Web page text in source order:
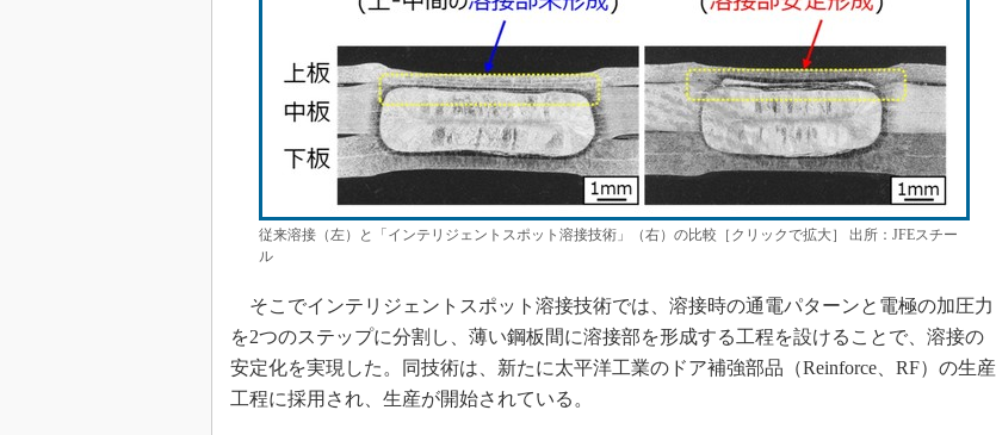
従来溶接（左）と「インテリジェントスポット溶接技術」（右）の比較［クリックで拡大］ 出所：JFEスチー
ル
そこでインテリジェントスポット溶接技術では、溶接時の通電パターンと電極の加圧力
を2つのステップに分割し、薄い鋼板間に溶接部を形成する工程を設けることで、溶接の
安定化を実現した。同技術は、新たに太平洋工業のドア補強部品（Reinforce、RF）の生産
工程に採用され、生産が開始されている。